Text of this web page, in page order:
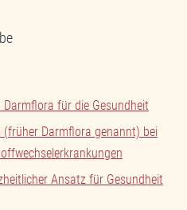
Darmflora für die Gesundheit
(früher Darmflora genannt) bei
Ansatz für Gesundheit